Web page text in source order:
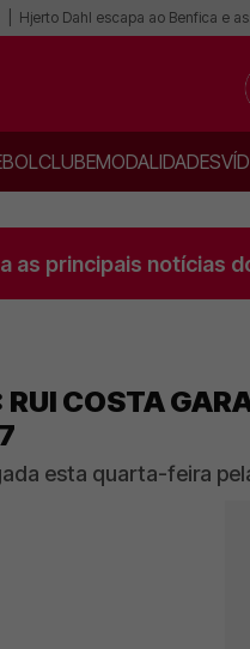
Hjerto Dahl escapa ao Benfica e
CLUBEMODALIDADES
as principais notícias
COSTA
esta quarta-feira